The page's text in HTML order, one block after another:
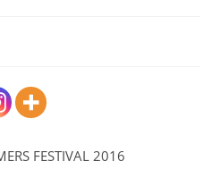
FESTIVAL 2016